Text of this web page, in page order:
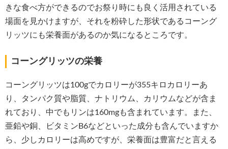
きな食べ方ができるのでお祭り時にも良く活用されている
場面を見かけますが、それを粉砕した形状であるコーング
リッツにも栄養面があるのか気になるところです。
コーングリッツの栄養
コーングリッツは100gでカロリーが355キロカロリーあ
り、タンパク質や脂質、ナトリウム、カリウムなどが含ま
れており、中でもリンは160mgも含まれています。また、
亜鉛や銅、ビタミンB6などといった成分も含んでいますか
ら、少しカロリーは高めですが、栄養面は豊富だと言える